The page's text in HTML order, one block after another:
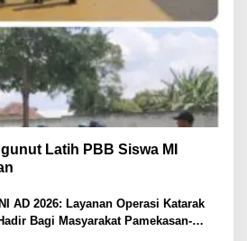
Latih PBB Siswa MI
AD 2026: Layanan Operasi Katarak
Bagi Masyarakat Pamekasan-